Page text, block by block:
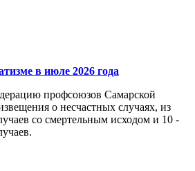
в июле 2026 года
профсоюзов Самарской
о несчастных случаях, из
со смертельным исходом и 10 -